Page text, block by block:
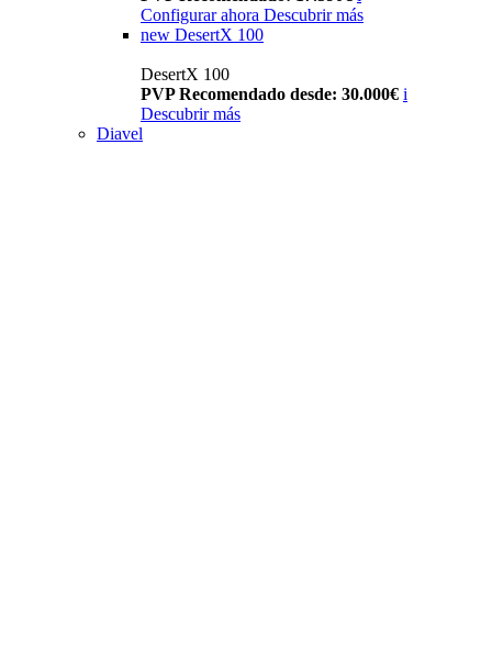
Configurar ahora Descubrir más
new DesertX 100
DesertX 100
PVP Recomendado desde: 30.000€ i
Descubrir más
Diavel